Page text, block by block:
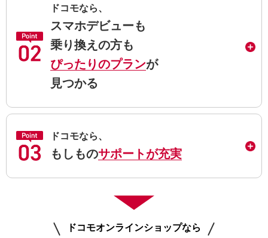
ドコモなら、
スマホデビューも
乗り換えの方も
ぴったりのプランが
見つかる
ドコモなら、
もしものサポートが充実
ドコモオンラインショップなら